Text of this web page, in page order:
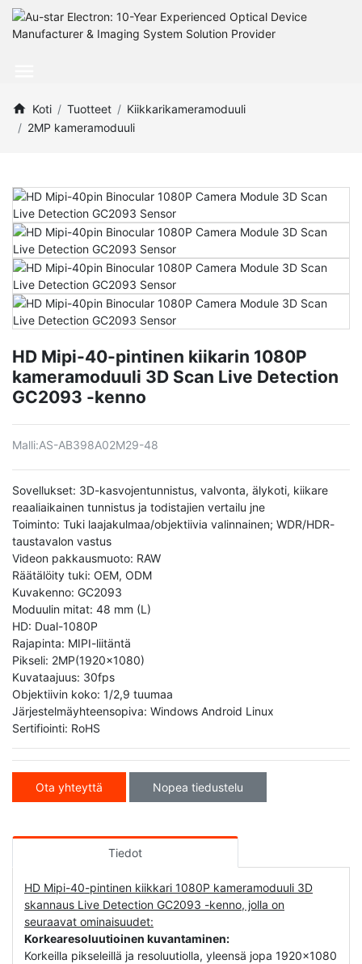
Koti Tuotteet
Kiikkarikameramoduuli
2MP kameramoduuli
HD Mipi-40-pintinen kiikarin 1080P
kameramoduuli 3D Scan Live Detection
GC2093 -kenno
Malli:AS-AB398A02M29-48
Sovellukset: 3D-kasvojentunnistus, valvonta, älykoti, kiikare
reaaliaikainen tunnistus ja todistajien vertailu jne
Toiminto: Tuki laajakulmaa/objektiivia valinnainen; WDR/HDR-
taustavalon vastus
Videon pakkausmuoto: RAW
Räätälöity tuki: OEM, ODM
Kuvakenno: GC2093
Moduulin mitat: 48 mm (L)
HD: Dual-1080P
Rajapinta: MIPI-liitäntä
Pikseli: 2MP(1920x1080)
Kuvataajuus: 30fps
Objektiivin koko: 1/2,9 tuumaa
Järjestelmäyhteensopiva: Windows Android Linux
Sertifiointi: RoHS
Ota yhteyttä Nopea tiedustelu
Tiedot
HD Mipi-40-pintinen kiikkari 1080P kameramoduuli 3D
skannaus Live Detection GC2093 -kenno, jolla on
seuraavat ominaisuudet:
Korkearesoluutioinen kuvantaminen:
Korkeilla pikseleillä ja resoluutiolla, yleensä jopa 1920x1080